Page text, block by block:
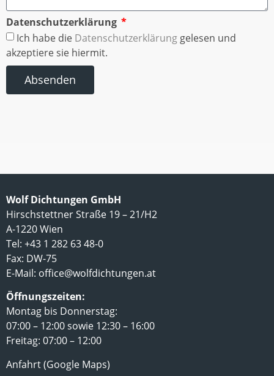
Datenschutzerklärung
Ich habe die Datenschutzerklärung gelesen und
akzeptiere sie hiermit.
Absenden
Wolf Dichtungen GmbH
Hirschstettner Straße 19 – 21/H2
A-1220 Wien
Tel: +43 1 282 63 48-0
Fax: DW-75
E-Mail: office@wolfdichtungen.at
Öffnungszeiten:
Montag bis Donnerstag:
07:00 – 12:00 sowie 12:30 – 16:00
Freitag: 07:00 – 12:00
Anfahrt (Google Maps)